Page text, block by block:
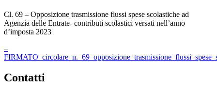
Cl. 69 – Opposizione trasmissione flussi spese scolastiche ad
Agenzia delle Entrate- contributi scolastici versati nell’anno
d’imposta 2023
–
Contatti